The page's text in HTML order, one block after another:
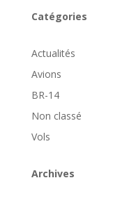
Catégories
Actualités
Avions
BR-14
Non classé
Vols
Archives